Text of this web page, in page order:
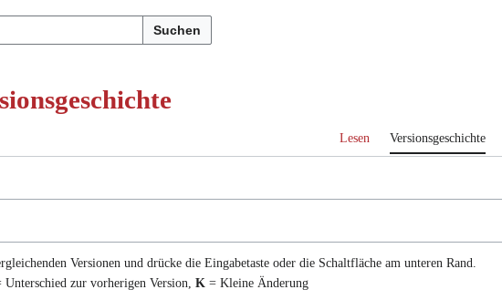
Suchen
Lesen Versionsgeschichte
Versionen und drücke die Eingabetaste oder die Schaltfläche am unteren Rand.
Unterschied zur vorherigen Version, K = Kleine Änderung